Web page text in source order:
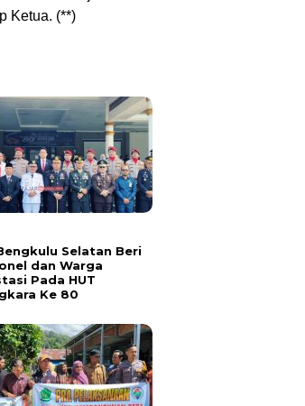
Ketua. (**)
Selatan Beri
dan Warga
Pada HUT
Ke 80